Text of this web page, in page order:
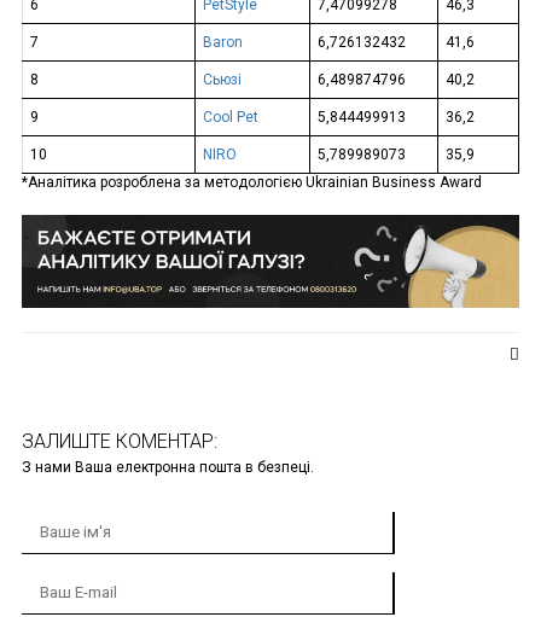
6 PetStyle 7,47099278 46,3
7 Baron 6,726132432 41,6
8 Сьюзі 6,489874796 40,2
9 Cool Pet 5,844499913 36,2
10 NIRO 5,789989073
35,9
*Аналітика розроблена за методологією Ukrainian Business Award
ЗАЛИШТЕ КОМЕНТАР:
З нами Ваша електронна пошта в безпеці.